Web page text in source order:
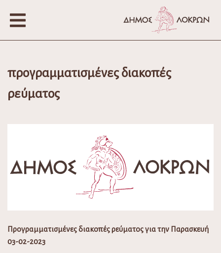
προγραμματισμένες διακοπές
ρεύματος
Προγραμματισμένες διακοπές ρεύματος για την Παρασκευή
03-02-2023